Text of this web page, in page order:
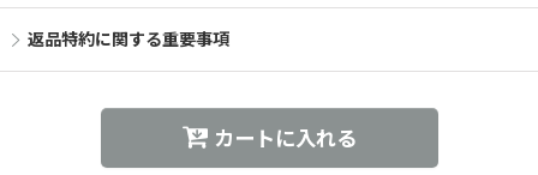
返品特約に関する重要事項
カートに入れる